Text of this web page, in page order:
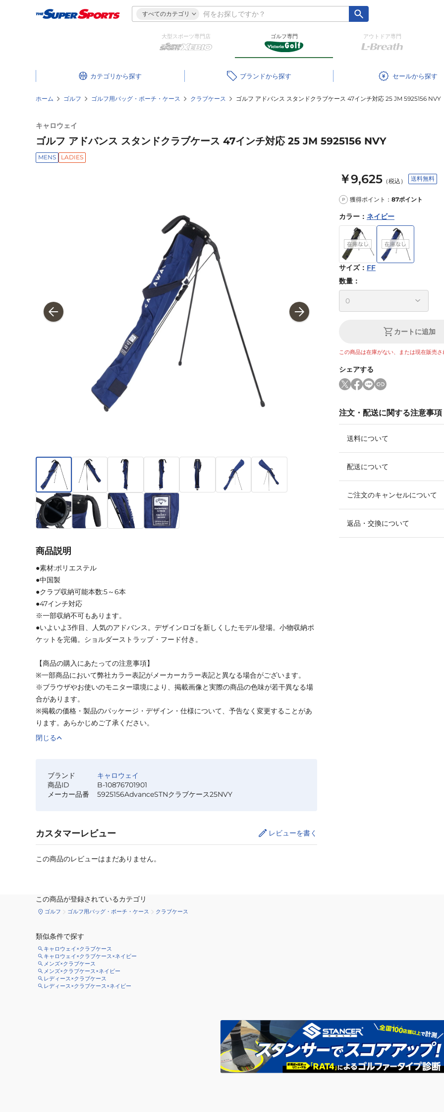
すべてのカテゴリ
大型スポーツ専門店 ゴルフ専門 アウトドア専門
カテゴリ ブランド セール
ホーム ゴルフ ゴルフ用バッグ・ポーチ・ケース クラブケース ゴルフ アドバンス スタンドクラブケース 47インチ対応 25 JM 5925156 NVY
キャロウェイ
ゴルフ アドバンス スタンドクラブケース 47インチ対応 25 JM 5925156 NVY
MENS LADIES
￥9,625 （税込） 送料無料
P 獲得ポイント： 87ポイント
カラー ： ネイビー
サイズ： FF
数量：
カートに追加
この商品は在庫がない、または現在販売さ
シェアする
注文・配送に関する注意事項
送料について
配送について
ご注文のキャンセルについて
返品・交換について
商品説明
●素材:ポリエステル
●中国製
●クラブ収納可能本数:5～6本
●47インチ対応
※一部収納不可もあります。
●いよいよ3作目、人気のアドバンス。デザインロゴを新しくしたモデル登場。小物収納ポ
ケットを完備。ショルダーストラップ・フード付き。
【商品の購入にあたっての注意事項】
※一部商品において弊社カラー表記がメーカーカラー表記と異なる場合がございます。
※ブラウザやお使いのモニター環境により、掲載画像と実際の商品の色味が若干異なる場
合があります。
※掲載の価格・製品のパッケージ・デザイン・仕様について、予告なく変更することがあ
ります。あらかじめご了承ください。
閉じる
ブランド
キャロウェイ
商品ID
B-10876701901
メーカー品番
5925156AdvanceSTNクラブケース25NVY
カスタマーレビュー レビューを書く
この商品のレビューはまだありません。
この商品が登録されているカテゴリ
ゴルフ ゴルフ用バッグ・ポーチ・ケース クラブケース
類似条件で探す
キャロウェイ×クラブケース
キャロウェイ×クラブケース×ネイビー
メンズ×クラブケース
メンズ×クラブケース×ネイビー
レディース×クラブケース
レディース×クラブケース×ネイビー